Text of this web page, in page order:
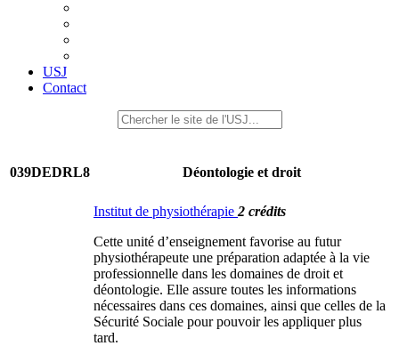
USJ
Contact
039DEDRL8 Déontologie et droit
Institut de physiothérapie 2 crédits
Cette unité d’enseignement favorise au futur
physiothérapeute une préparation adaptée à la vie
professionnelle dans les domaines de droit et
déontologie. Elle assure toutes les informations
nécessaires dans ces domaines, ainsi que celles de la
Sécurité Sociale pour pouvoir les appliquer plus
tard.